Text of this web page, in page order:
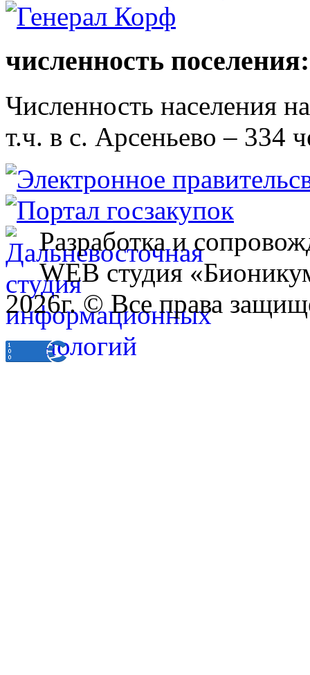
численность поселения:
Численность населения
т.ч. в с. Арсеньево – 334
Разработка и
WEB студия
2026г. © Все права